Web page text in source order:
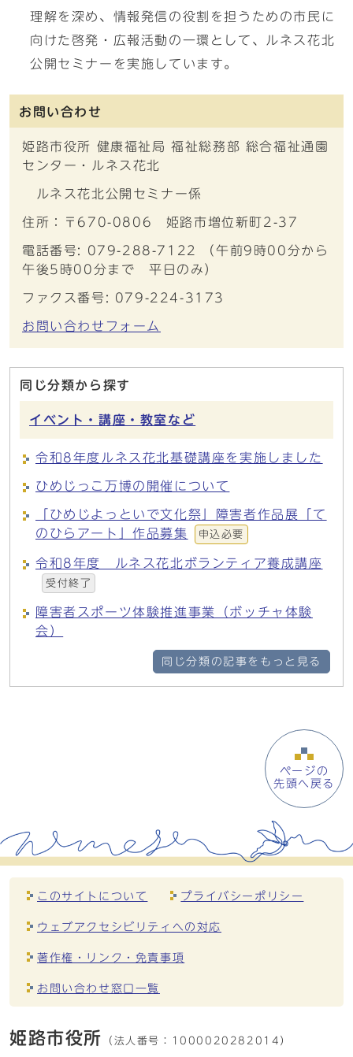
理解を深め、情報発信の役割を担うための市民に
向けた啓発・広報活動の一環として、ルネス花北
公開セミナーを実施しています。
お問い合わせ
姫路市役所 健康福祉局 福祉総務部 総合福祉通園
センター・ルネス花北
ルネス花北公開セミナー係
住所：〒670-0806 姫路市増位新町2-37
電話番号: 079-288-7122 （午前9時00分から
午後5時00分まで 平日のみ）
ファクス番号: 079-224-3173
お問い合わせフォーム
同じ分類から探す
イベント・講座・教室など
令和8年度ルネス花北基礎講座を実施しました
ひめじっこ万博の開催について
「ひめじよっといで文化祭」障害者作品展「て
のひらアート」作品募集
申込必要
令和8年度 ルネス花北ボランティア養成講座
受付終了
障害者スポーツ体験推進事業（ボッチャ体験
会）
同じ分類の記事をもっと見る
ページの
先頭へ戻る
このサイトについて プライバシーポリシー
ウェブアクセシビリティへの対応
著作権・リンク・免責事項
お問い合わせ窓口一覧
姫路市役所 （法人番号： 1000020282014）